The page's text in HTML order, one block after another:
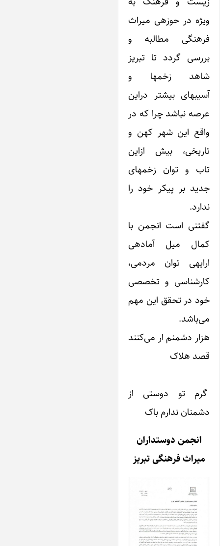
ویژه در حوزهی میراث
فرهنگی مطالبه و
بررسی گردد تا تبریز
شاهد زخمها و
آسیبهای بیشتر در‌این
عرصه نباشد چرا که در
واقع ‌این شهر کهن و
تاریخی، بیش از‌این
تاب و توان زخمهای
جدید بر پیکر خود را
ندارد.
گفتنی است انجمن با
کمال میل آمادهی
ارایهی توان مردمی،
کارشناسی و تخصصی
خود در تحقق‌ این مهم
می‌باشد.
هزار دشمنم ار می‌کنند
قصد هلاک
گرم تو دوستی از
دشمنان ندارم باک
انجمن دوستداران
میراث فرهنگی تبریز